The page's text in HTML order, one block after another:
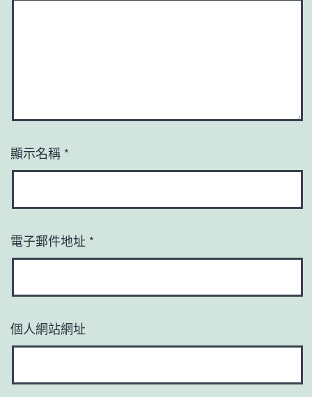
顯示名稱 *
電子郵件地址 *
個人網站網址